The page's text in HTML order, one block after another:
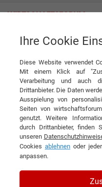
Stahl Judenburg GmbH
KONTAKT
Stahl
Ihre Cookie
Diese Website verwendet
Mit einem Klick auf
Verarbeitung und auch
Drittanbieter. Die Daten
Ausspielung von
Seiten von
genutzt. Weitere
durch Drittanbieter, finden
unseren
Cookies ablehnen oder
anpassen.